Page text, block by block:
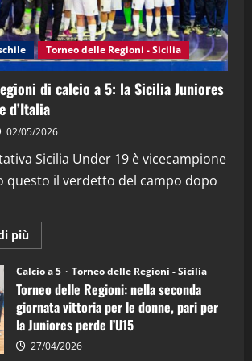
"SportEmpire" in Podcast Sport News
“SportEmpire” in Podcast: 27^ Puntata
(Martedi 14 Aprile 2026)
15/04/2026
"SportEmpire" in Podcast
“SportEmpire” in Podcast: 26^ Puntata
08/04/2026
Torneo delle Regioni - Sicilia
di calcio a 5: la Sicilia Juniores
d’Italia
02/05/2026
Sicilia Under 19 è vicecampione
questo il verdetto del campo dopo
più
informazioni
Torneo
delle
Regioni
di
calcio
a
5:
la
Calcio a 5 Torneo delle Regioni - Sicilia
Torneo delle Regioni: nella seconda
giornata vittoria per le donne, pari per
la Juniores perde l’U15
27/04/2026